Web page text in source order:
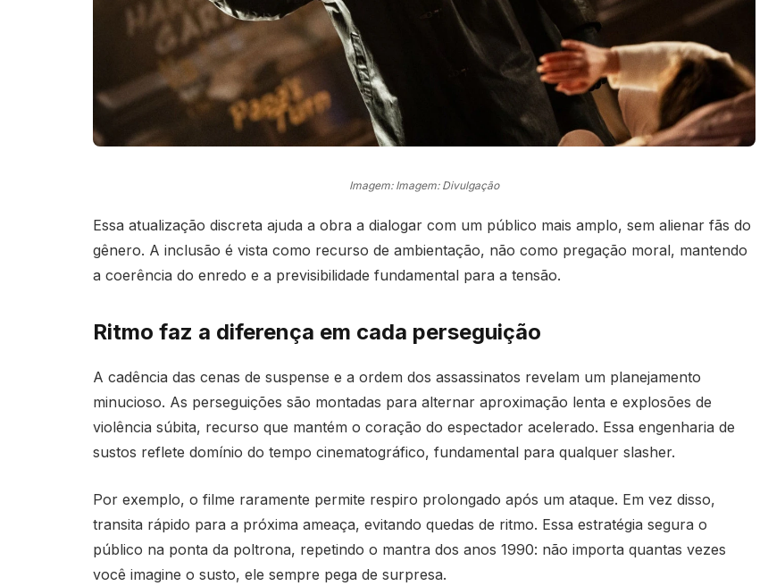
Imagem: Imagem: Divulgação
Essa atualização discreta ajuda a obra a dialogar com um público mais amplo, sem alienar fãs do
gênero. A inclusão é vista como recurso de ambientação, não como pregação moral, mantendo
a coerência do enredo e a previsibilidade fundamental para a tensão.
Ritmo faz a diferença em cada perseguição
A cadência das cenas de suspense e a ordem dos assassinatos revelam um planejamento
minucioso. As perseguições são montadas para alternar aproximação lenta e explosões de
violência súbita, recurso que mantém o coração do espectador acelerado. Essa engenharia de
sustos reflete domínio do tempo cinematográfico, fundamental para qualquer slasher.
Por exemplo, o filme raramente permite respiro prolongado após um ataque. Em vez disso,
transita rápido para a próxima ameaça, evitando quedas de ritmo. Essa estratégia segura o
público na ponta da poltrona, repetindo o mantra dos anos 1990: não importa quantas vezes
você imagine o susto, ele sempre pega de surpresa.